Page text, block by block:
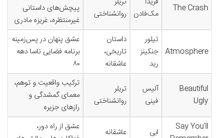
The Crash
مک‌فادن
روانشناختی
پیچش‌های داستانی
غیرمنتظره، غریزه مادری
Atmosphere
تیلور
جنکینز
رید
داستان
تاریخی،
عاشقانه
عشق پنهان در پس‌زمینه
برنامه فضایی ناسا دهه
۸۰
Beautiful
Ugly
آلیس
فینی
تریلر
روانشناختی
ترکیب واقعیت و توهم،
معمای گمشدگی و
رازهای جزیره
Say You’ll
ابی عاشقانه
عشق از راه دور،